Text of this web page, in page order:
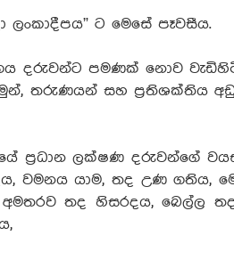
ට මෙසේ පෑවසීය.
දරුවන්ට පමණක් නොව
තරුණයන් සහ ප්‍රතිශක්තිය
ප්‍රධාන ලක්ෂණ දරුවන්ගේ
වමනය යාම, තද උණ ගතිය,
තද හිසරදය, බෙල්ල